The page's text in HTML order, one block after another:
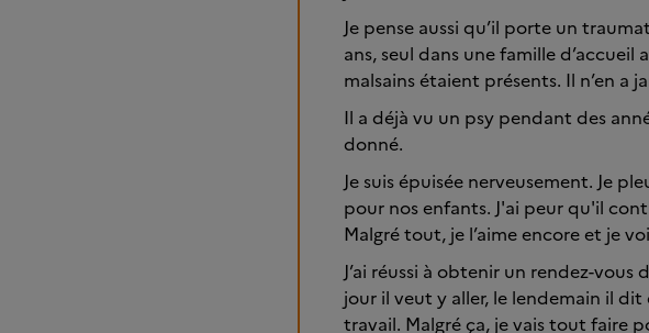
Je pense aussi qu’il porte un
ans, seul dans une famille
malsains étaient présents. Il n’en a
Il a déjà vu un psy pendant des
donné.
Je suis épuisée nerveusement. Je
pour nos enfants. J'ai peur qu'il
Malgré tout, je l’aime encore et je
J’ai réussi à obtenir un rendez-
jour il veut y aller, le lendemain il dit
travail. Malgré ça, je vais tout faire